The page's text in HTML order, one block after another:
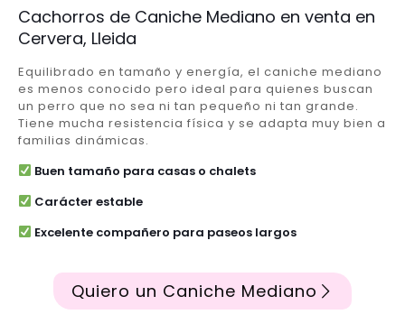
Cachorros de Caniche Mediano en venta en
Cervera, Lleida
Equilibrado en tamaño y energía, el caniche mediano
es menos conocido pero ideal para quienes buscan
un perro que no sea ni tan pequeño ni tan grande.
Tiene mucha resistencia física y se adapta muy bien a
familias dinámicas.
Buen tamaño para casas o chalets
Carácter estable
Excelente compañero para paseos largos
Quiero un Caniche Mediano